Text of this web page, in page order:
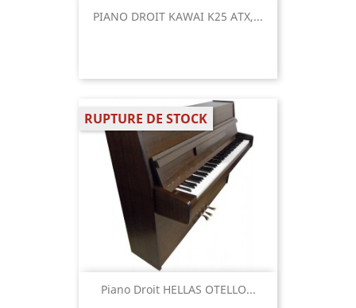
PIANO DROIT KAWAI K25 ATX,...
Piano Droit HELLAS OTELLO...
RUPTURE DE STOCK